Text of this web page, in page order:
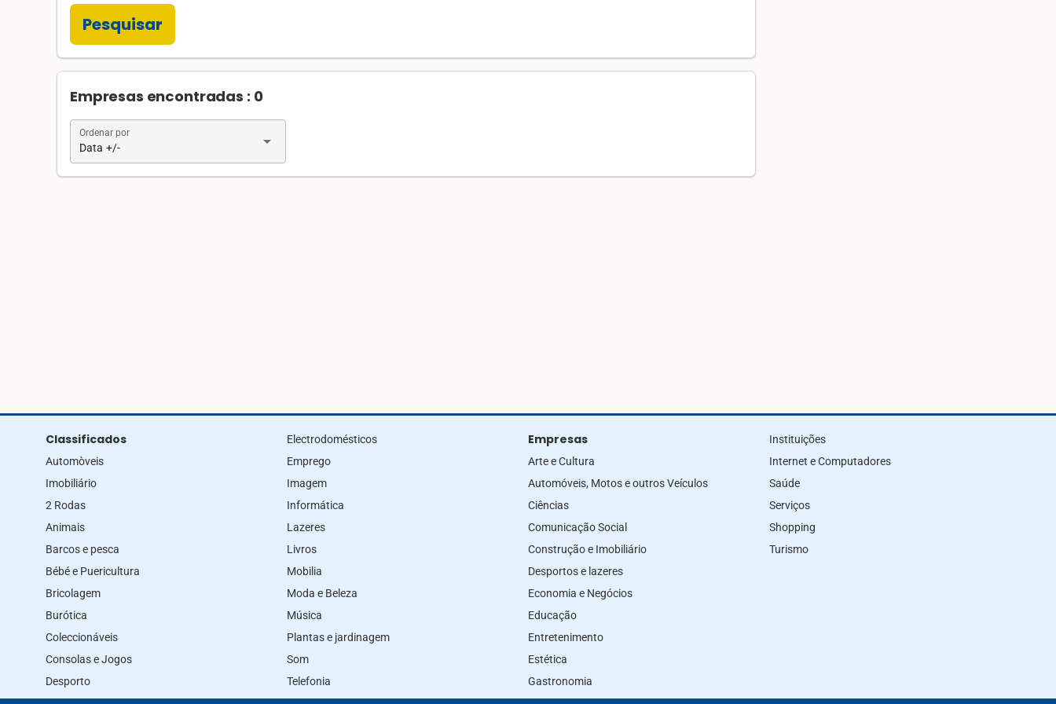
Pesquisar
Empresas encontradas : 0
Data +/-
Ordenar por arrow_drop_down
Classificados
Automòveis
Imobiliário
2 Rodas
Animais
Barcos e pesca
Bébé e Puericultura
Bricolagem
Burótica
Coleccionáveis
Consolas e Jogos
Desporto
Electrodomésticos
Emprego
Imagem
Informática
Lazeres
Livros
Mobilia
Moda e Beleza
Música
Plantas e jardinagem
Som
Telefonia
Empresas
Arte e Cultura
Automóveis, Motos e outros Veículos
Ciências
Comunicação Social
Construção e Imobiliário
Desportos e lazeres
Economia e Negócios
Educação
Entretenimento
Estética
Gastronomia
Instituições
Internet e Computadores
Saúde
Serviços
Shopping
Turismo